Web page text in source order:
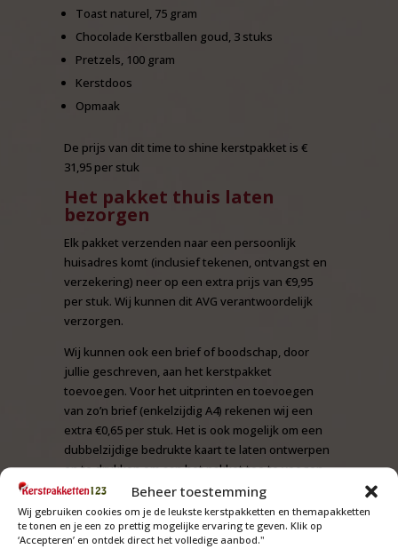
Beheer toestemming
Wij gebruiken cookies om je de leukste kerstpakketten en themapakketten
te tonen en je een zo prettig mogelijke ervaring te geven. Klik op
‘Accepteren’ en ontdek direct het volledige aanbod."
Toast naturel, 75 gram
Chocolade Kerstballen goud, 3 stuks
Pretzels, 100 gram
Kerstdoos
Opmaak
De prijs van dit time to shine kerstpakket is €
31,95 per stuk
Het pakket thuis laten
bezorgen
Elk pakket verzenden naar een persoonlijk
huisadres komt (inclusief tekenen, ontvangst en
verzekering) neer op een extra prijs van €9,95
per stuk. Wij kunnen dit AVG verantwoordelijk
verzorgen.
Wij kunnen ook een brief of boodschap, door
jullie geschreven, aan het kerstpakket
toevoegen. Voor het uitprinten en toevoegen
van zo’n brief (enkelzijdig A4) rekenen wij een
extra €0,65 per stuk. Het is ook mogelijk om een
dubbelzijdige bedrukte kaart te laten ontwerpen
en te drukken om aan het pakket toe te voegen.
heeft u hier interesse in, neem dancontact
ons op voor de mogelijkheden en prijzen.